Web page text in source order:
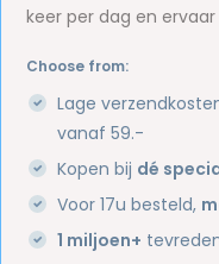
keer per dag en
Choose from:
Lage
vanaf 59.-
Kopen bij dé
Voor 17u besteld,
1 miljoen+